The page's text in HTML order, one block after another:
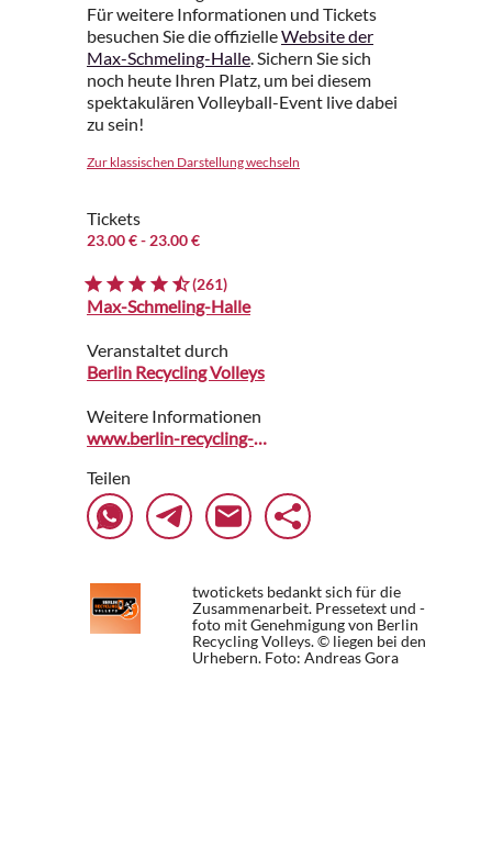
Für weitere Informationen und Tickets
besuchen Sie die offizielleWebsite der
Max-Schmeling-Halle. Sichern Sie sich
noch heute Ihren Platz, um bei diesem
spektakulären Volleyball-Event live dabei
zu sein!
Zur klassischen Darstellung wechseln
Tickets
23.00 €- 23.00 €
(261)
Max-Schmeling-Halle
Veranstaltet durch
Berlin Recycling Volleys
Weitere Informationen
www.berlin-recycling-volleys.de
Teilen
twotickets bedankt sich für die
Zusammenarbeit. Pressetext und -
foto mit Genehmigung von Berlin
Recycling Volleys. © liegen bei den
Urhebern. Foto: Andreas Gora